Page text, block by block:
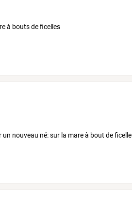
à bouts de ficelles
nouveau né: sur la mare à bout de ficelle